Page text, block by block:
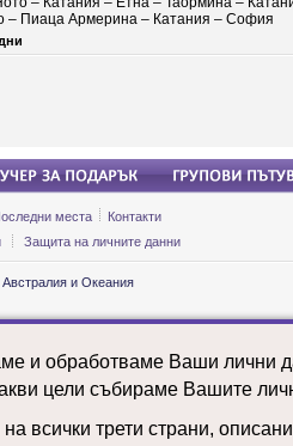
– Пиаца Армерина – Катания – София
места
Контакти
Защита на личните данни
Австралия и Океания
Екскурзии и почивки:
Екскурзии и почивки: Турция
Екскурзии и почивки: Уганда
Екскурзии и почивки:
Екскурзии и почивки:
и обработваме Ваши
цели събираме Вашите
всички трети страни,